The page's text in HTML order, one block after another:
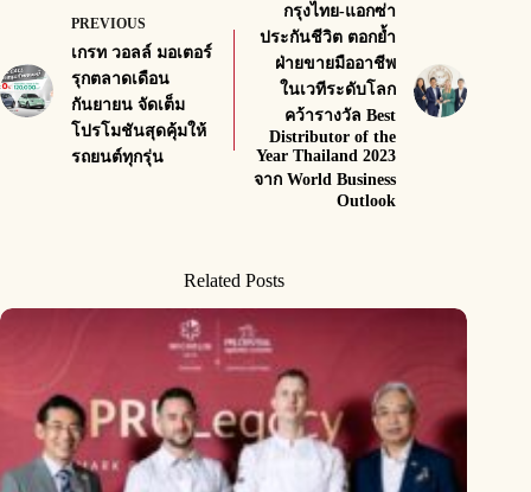
PREVIOUS
เกรท วอลล์ มอเตอร์
รุกตลาดเดือน
กันยายน จัดเต็ม
โปรโมชันสุดคุ้มให้
รถยนต์ทุกรุ่น
กรุงไทย-แอกซ่า
ประกันชีวิต ตอกย้ำ
ฝ่ายขายมืออาชีพ
ในเวทีระดับโลก
คว้ารางวัล Best
Distributor of the
Year Thailand 2023
จาก World Business
Outlook
Related Posts